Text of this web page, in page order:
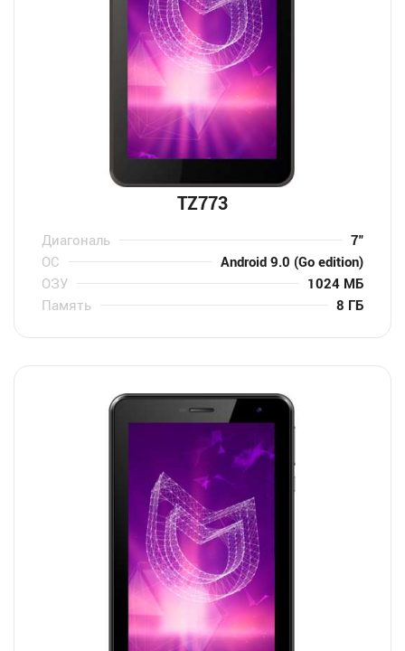
TZ773
Диагональ
7″
ОС
Android 9.0 (Go edition)
ОЗУ
1024 МБ
Память
8 ГБ